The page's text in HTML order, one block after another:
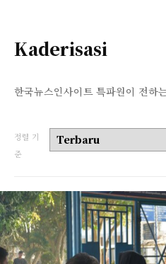
Kaderisasi
한국뉴스인사이트 특파원이 전하
정렬 기
준